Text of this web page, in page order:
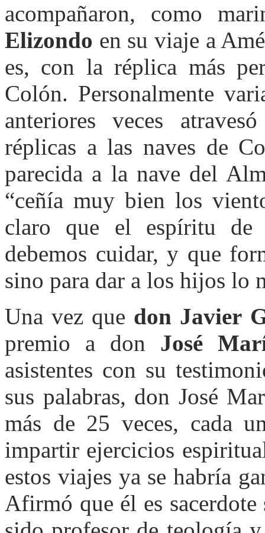
acompañaron, como
Elizondo en su viaje a
es, con la réplica más
Colón. Personalmente
anteriores veces
réplicas a las naves de
parecida a la nave del
“ceñía muy bien los
claro que el espíritu de
debemos cuidar, y que
sino para dar a los hijos lo
Una vez que don Javier
premio a don José
asistentes con su
sus palabras, don José
más de 25 veces, cada
impartir ejercicios
estos viajes ya se habría
Afirmó que él es